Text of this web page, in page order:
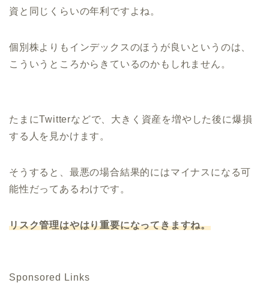
資と同じくらいの年利ですよね。
個別株よりもインデックスのほうが良いというのは、
こういうところからきているのかもしれません。
たまにTwitterなどで、大きく資産を増やした後に爆損
する人を見かけます。
そうすると、最悪の場合結果的にはマイナスになる可
能性だってあるわけです。
リスク管理はやはり重要になってきますね。
Sponsored Links